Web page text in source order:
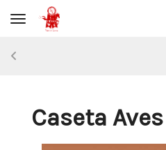
Toggle navigation
Caseta